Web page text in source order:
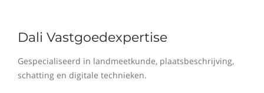
Dali Vastgoedexpertise
Gespecialiseerd in landmeetkunde, plaatsbeschrijving,
schatting en digitale technieken.